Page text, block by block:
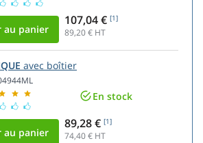
107,04 € [1]
89,20€ HT
avec boîtier
En stock
89,28 € [1]
74,40€ HT